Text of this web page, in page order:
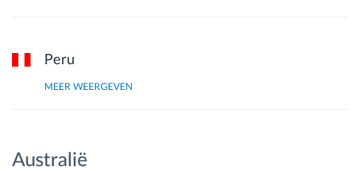
Peru
MEER WEERGEVEN
Australië